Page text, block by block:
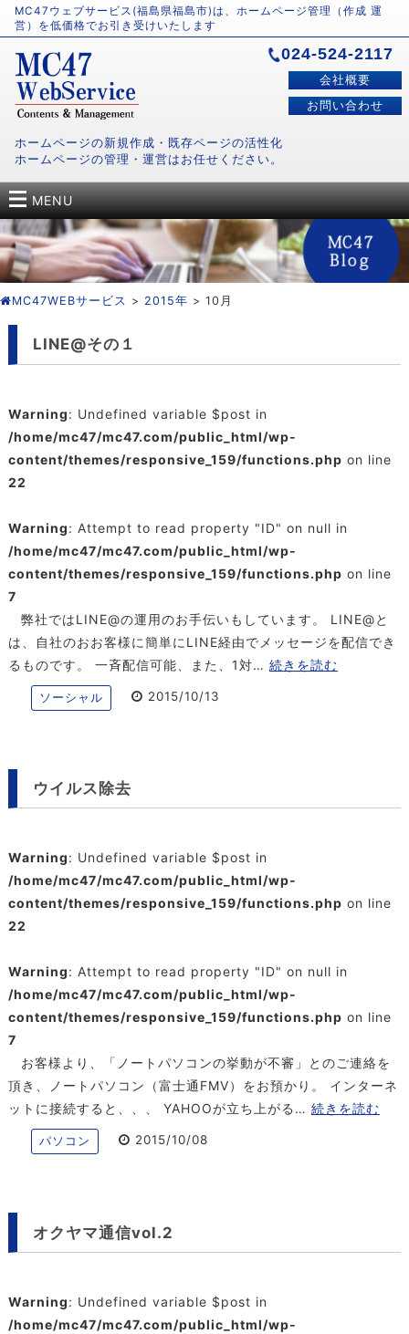
MC47ウェブサービス(福島県福島市)は、ホームページ管理（作成 運
営）を低価格でお引き受けいたします
ホームページの新規作成・既存ページの活性化
ホームページの管理・運営はお任せください。
024-524-2117
会社概要
お問い合わせ
MENU
MC47WEBサービス > 2015年 > 10月
LINE@その１
Warning: Undefined variable $post in
/home/mc47/mc47.com/public_html/wp-
content/themes/responsive_159/functions.php on line
22
Warning: Attempt to read property "ID" on null in
/home/mc47/mc47.com/public_html/wp-
content/themes/responsive_159/functions.php on line
7
弊社ではLINE@の運用のお手伝いもしています。 LINE@と
は、自社のおお客様に簡単にLINE経由でメッセージを配信でき
るものです。 一斉配信可能、また、1対… 続きを読む
ソーシャル 2015/10/13
ウイルス除去
Warning: Undefined variable $post in
/home/mc47/mc47.com/public_html/wp-
content/themes/responsive_159/functions.php on line
22
Warning: Attempt to read property "ID" on null in
/home/mc47/mc47.com/public_html/wp-
content/themes/responsive_159/functions.php on line
7
お客様より、「ノートパソコンの挙動が不審」とのご連絡を
頂き、ノートパソコン（富士通FMV）をお預かり。 インターネ
ットに接続すると、、、 YAHOOが立ち上がる… 続きを読む
パソコン 2015/10/08
オクヤマ通信vol.2
Warning: Undefined variable $post in
/home/mc47/mc47.com/public_html/wp-